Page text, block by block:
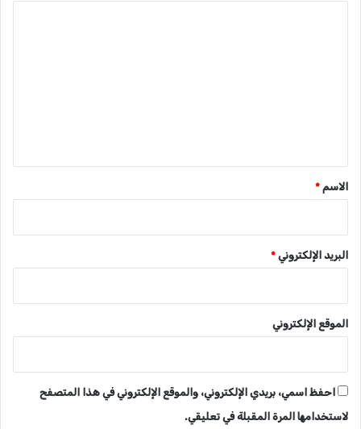
*الاسم *
البريد الإلكتروني *
الموقع الإلكتروني
احفظ اسمي، بريدي الإلكتروني، والموقع الإلكتروني في هذا المتصفح
لاستخدامها المرة المقبلة في تعليقي.